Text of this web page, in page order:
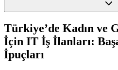
Türkiye’de Kadın ve
İçin IT İş İlanları:
İpuçları